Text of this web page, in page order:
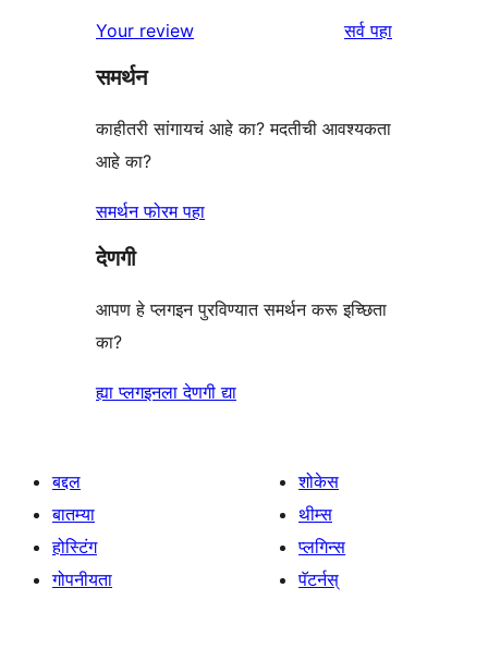
Your review सर्वपुनरावलोकने
पहा
समर्थन
काहीतरी सांगायचं आहे का? मदतीची आवश्यकता
आहे का?
समर्थन फोरम पहा
देणगी
आपण हे प्लगइन पुरविण्यात समर्थन करू इच्छिता
का?
ह्या प्लगइनला देणगी द्या
बद्दल
बातम्या
होस्टिंग
गोपनीयता
शोकेस
थीम्स
प्लगिन्स
पॅटर्नस्